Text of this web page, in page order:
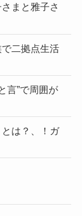
まと雅子さ
二拠点生活
言”で周囲が
は？、！ガ